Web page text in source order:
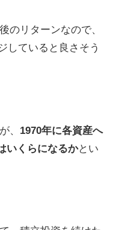
のリターンなので、
していると良さそう
、 1970年に各資産へ
いくらになるかとい